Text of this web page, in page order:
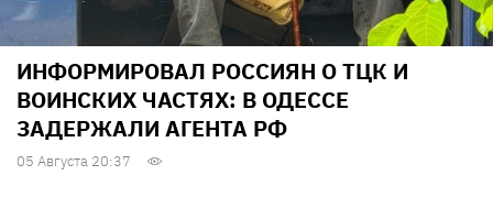
ИНФОРМИРОВАЛ РОССИЯН О ТЦК И
ВОИНСКИХ ЧАСТЯХ: В ОДЕССЕ
ЗАДЕРЖАЛИ АГЕНТА РФ
05 Августа 20:37